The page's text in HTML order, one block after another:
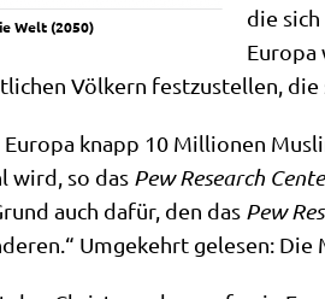
Welt (2050)
die
Euro­pa
Völ­kern fest­zu­stel­len, die
Euro­pa knapp 10 Mil­lio­nen
wird, so das Pew Rese­arch
auch dafür, den das Pew
Umge­kehrt gele­sen: Die